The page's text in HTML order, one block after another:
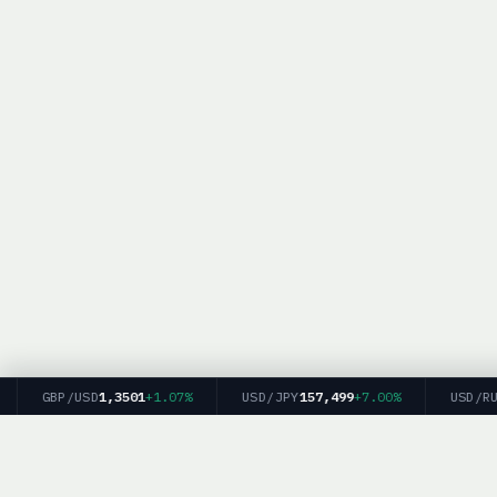
GBP/USD1,3501+1.07% USD/JPY157,499+7.00% USD/RUB